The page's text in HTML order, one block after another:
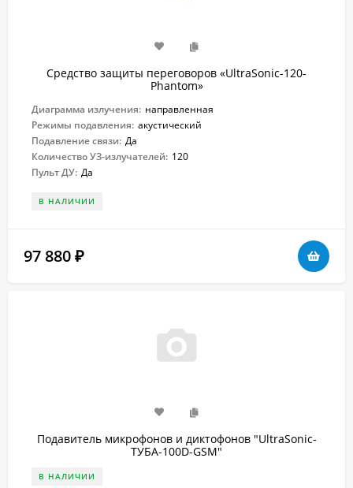
Средство защиты переговоров «UltraSonic-120-
Рhantom»
Диаграмма излучения: направленная
Режимы подавления: акустический
Подавление связи: Да
Количество УЗ-излучателей: 120
Пульт ДУ: Да
В НАЛИЧИИ
97 880 ₽
Подавитель микрофонов и диктофонов "UltraSonic-
ТУБА-100D-GSM"
В НАЛИЧИИ